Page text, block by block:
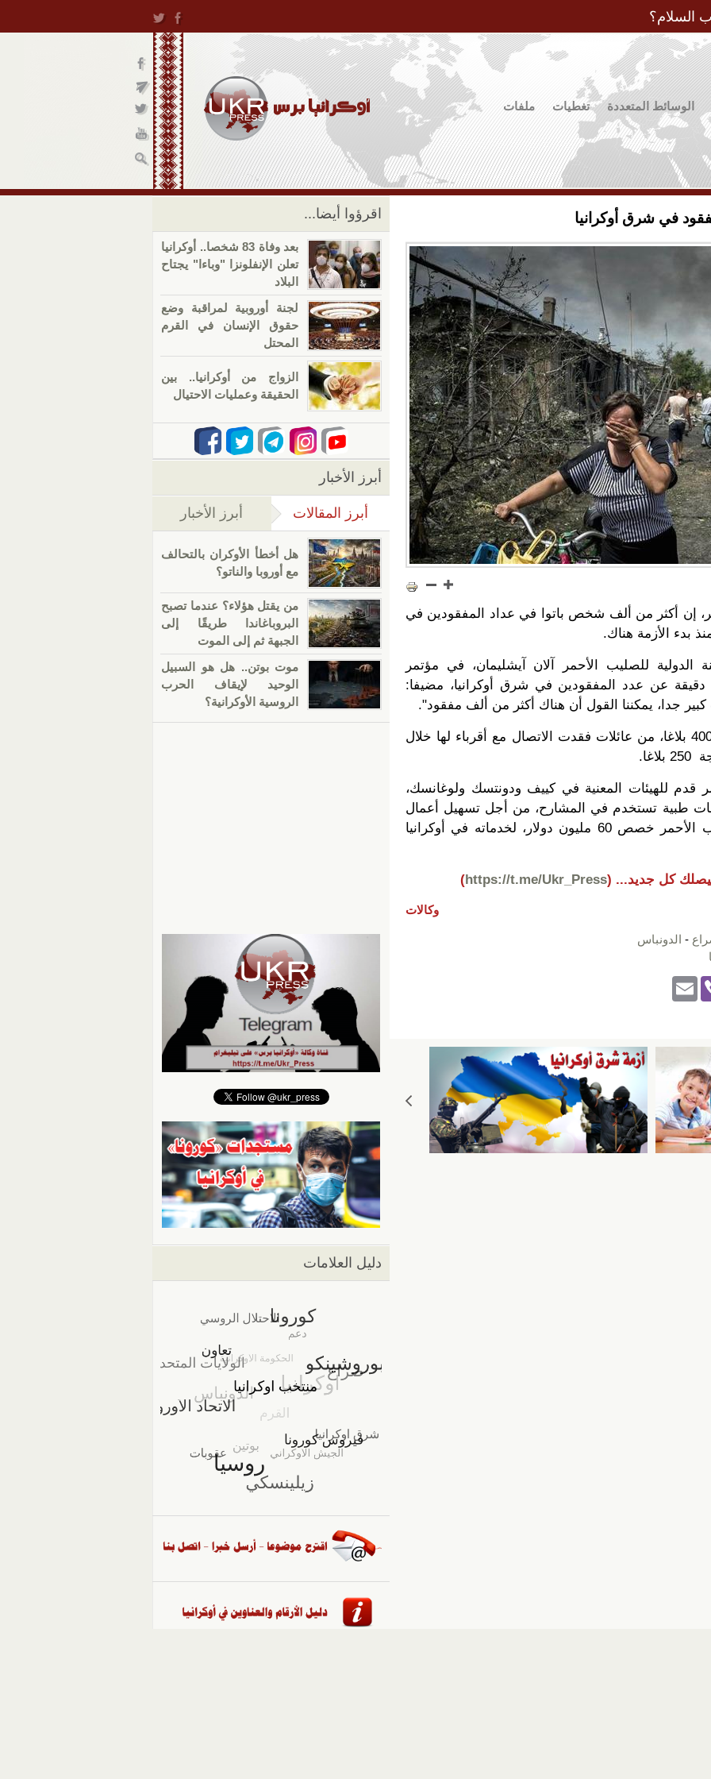
السلام؟
الوسائط المتعددة تغطيات ملفات
في شرق أوكرانيا
إن أكثر من ألف شخص باتوا في عداد المفقودين في
بدء الأزمة هناك.
الدولية للصليب الأحمر آلان آيشليمان، في مؤتمر
عن عدد المفقودين في شرق أوكرانيا، مضيفا:
جدا، يمكننا القول أن هناك أكثر من ألف مفقود".
وأشار ايشليمان إلى تلقي اللجنة 400 بلاغا، من عائلات فقدت الاتصال مع أقرباء لها خلال
قدم للهيئات المعنية في كييف ودونتسك ولوغانسك،
طبية تستخدم في المشارح، من أجل تسهيل أعمال
الطب الشرعي، مضيفا أن الصليب الأحمر خصص 60 مليون دولار، لخدماته في أوكرانيا
كل جديد... (
https://t.me/Ukr_Press
)
وكالات
- الدونباس
Vi
اقرؤوا أيضا...
بعد وفاة 83 شخصا.. أوكرانيا
تعلن الإنفلونزا "وباءا" يجتاح
البلاد
لجنة أوروبية لمراقبة وضع
حقوق الإنسان في القرم
المحتل
الزواج من أوكرانيا.. بين
الحقيقة وعمليات الاحتيال
أبرز الأخبار
أبرز المقالات (علامة التبويب النشطة)
أبرز الأخبار
هل أخطأ الأوكران بالتحالف
مع أوروبا والناتو؟
من يقتل هؤلاء؟ عندما تصبح
البروباغاندا طريقًا إلى
الجبهة ثم إلى الموت
موت بوتن.. هل هو السبيل
الوحيد لإيقاف الحرب
الروسية الأوكرانية؟
دليل العلامات